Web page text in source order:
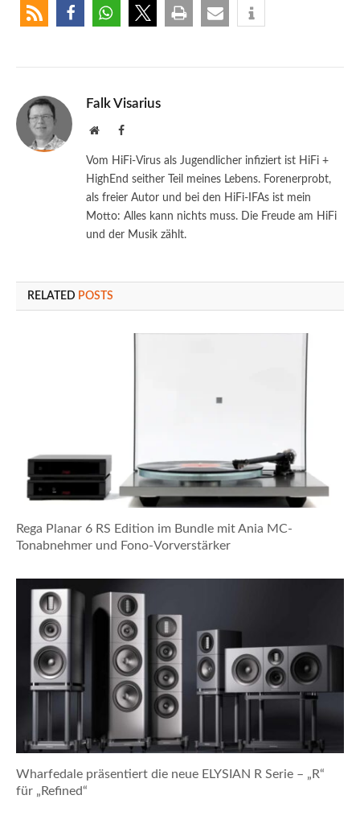
Falk Visarius
WebsiteFacebook
Vom HiFi-Virus als Jugendlicher infiziert ist HiFi +
HighEnd seither Teil meines Lebens. Forenerprobt,
als freier Autor und bei den HiFi-IFAs ist mein
Motto: Alles kann nichts muss. Die Freude am HiFi
und der Musik zählt.
RELATED POSTS
Rega Planar 6 RS Edition im Bundle mit Ania MC-
Tonabnehmer und Fono-Vorverstärker
Wharfedale präsentiert die neue ELYSIAN R Serie – „R“
für „Refined“